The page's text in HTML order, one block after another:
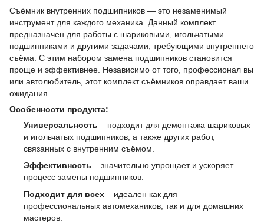
Съёмник внутренних подшипников — это незаменимый
инструмент для каждого механика. Данный комплект
предназначен для работы с шариковыми, игольчатыми
подшипниками и другими задачами, требующими внутреннего
съёма. С этим набором замена подшипников становится
проще и эффективнее. Независимо от того, профессионал вы
или автолюбитель, этот комплект съёмников оправдает ваши
ожидания.
Особенности продукта:
Универсальность – подходит для демонтажа шариковых
и игольчатых подшипников, а также других работ,
связанных с внутренним съёмом.
Эффективность – значительно упрощает и ускоряет
процесс замены подшипников.
Подходит для всех – идеален как для
профессиональных автомехаников, так и для домашних
мастеров.